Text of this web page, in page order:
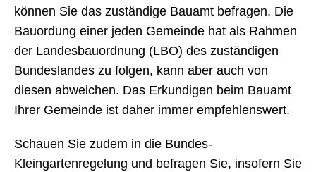
können Sie das zuständige Bauamt befragen. Die
Bauordung einer jeden Gemeinde hat als Rahmen
der Landesbauordnung (LBO) des zuständigen
Bundeslandes zu folgen, kann aber auch von
diesen abweichen. Das Erkundigen beim Bauamt
Ihrer Gemeinde ist daher immer empfehlenswert.
Schauen Sie zudem in die Bundes-
Kleingartenregelung und befragen Sie, insofern Sie